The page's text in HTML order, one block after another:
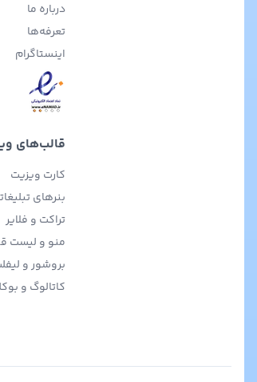
درباره ما
تعرفه‌ها
اینستاگرام
قالب‌های
کارت ویزیت
بنرهای
تراکت و فلایر
منو و لیست
بروشور و
کاتالوگ و